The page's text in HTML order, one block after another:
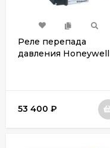
Реле перепада
давления Honeywell
53 400 ₽